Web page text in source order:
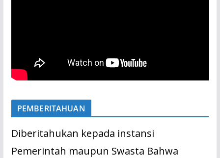
PEMBERITAHUAN
Diberitahukan kepada instansi
Pemerintah maupun Swasta Bahwa